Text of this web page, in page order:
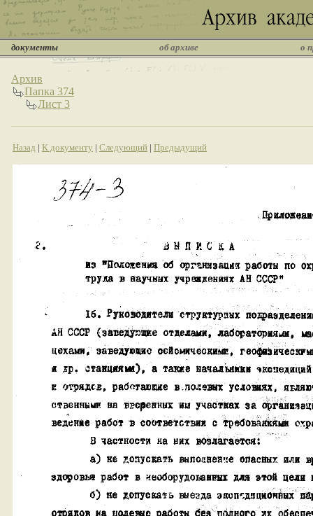
документы об архиве о
Архив
Папка 374
Лист 3
Назад | К документу | Следующий | Предыдущий